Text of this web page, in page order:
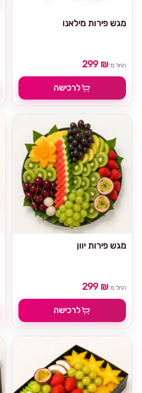
מגש פירות מילאנו
החל מ־299 ₪
לרכישה
מגש פירות יוון
החל מ־299 ₪
לרכישה